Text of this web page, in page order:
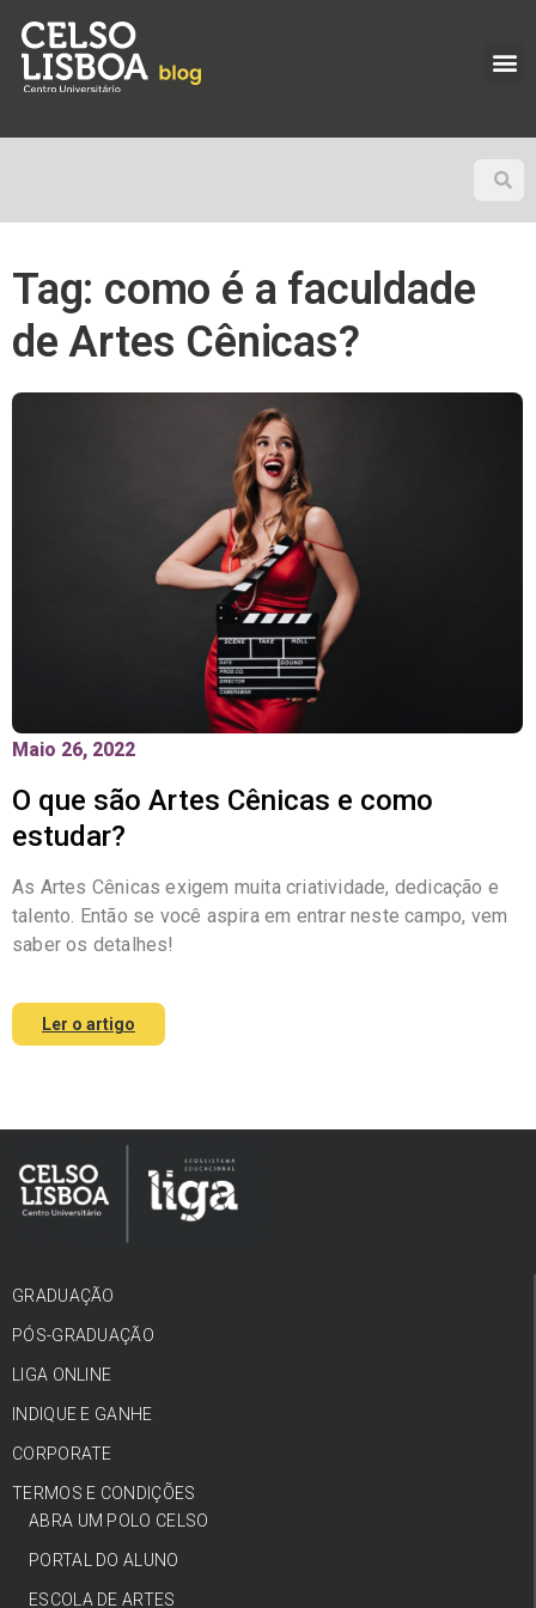
Tag: como é a faculdade
de Artes Cênicas?
Maio 26, 2022
O que são Artes Cênicas e como
estudar?
As Artes Cênicas exigem muita criatividade, dedicação e
talento. Então se você aspira em entrar neste campo, vem
saber os detalhes!
Ler o artigo
GRADUAÇÃO
PÓS-GRADUAÇÃO
LIGA ONLINE
INDIQUE E GANHE
CORPORATE
TERMOS E CONDIÇÕES
ABRA UM POLO CELSO
PORTAL DO ALUNO
ESCOLA DE ARTES